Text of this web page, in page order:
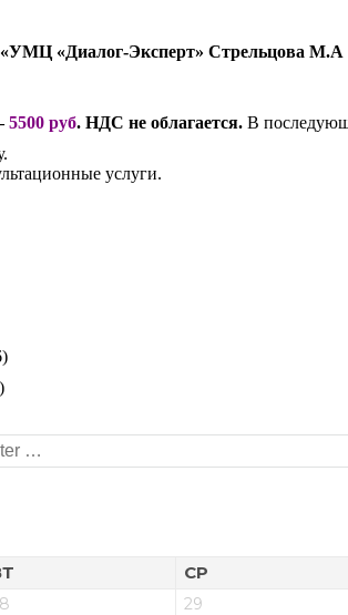
«Диалог-Эксперт» Стрельцова М.А
5500 руб. НДС не облагается. В
услуги.
СР
29